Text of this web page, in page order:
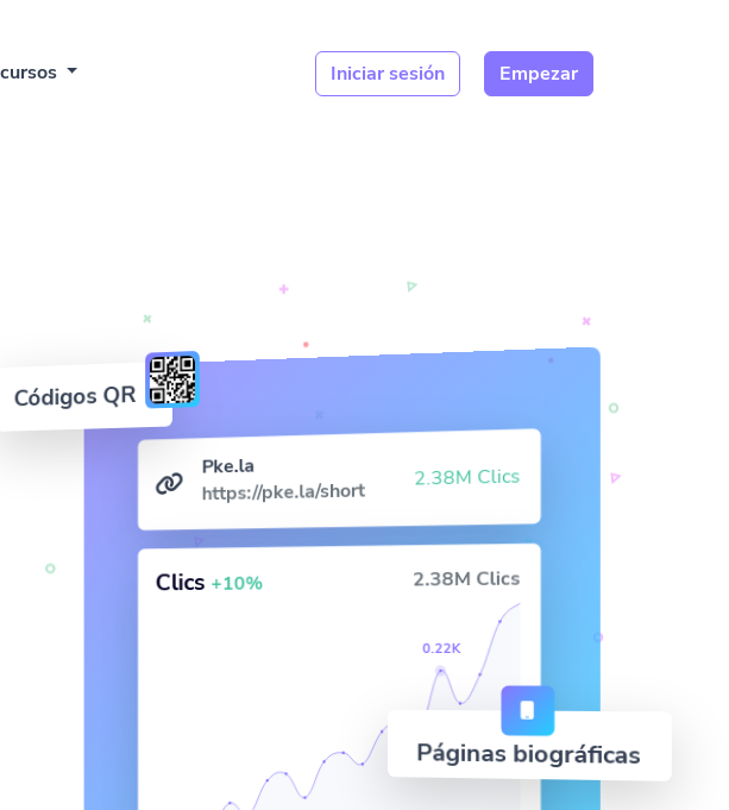
Iniciar sesión Empezar
Pke.la
https://pke.la/short
2.38M Clics
Clics +10% 2.38M Clics
0.22K
Códigos QR
Páginas biográficas